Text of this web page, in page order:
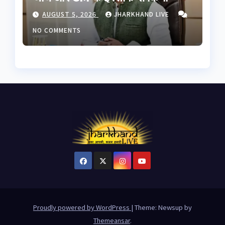
इनकार, छात्रों से बातचीत को बनेगी
हाई लेवल कमेटी
AUGUST 5, 2026
JHARKHAND LIVE
NO COMMENTS
Proudly powered by WordPress | Theme: Newsup by
Themeansar.